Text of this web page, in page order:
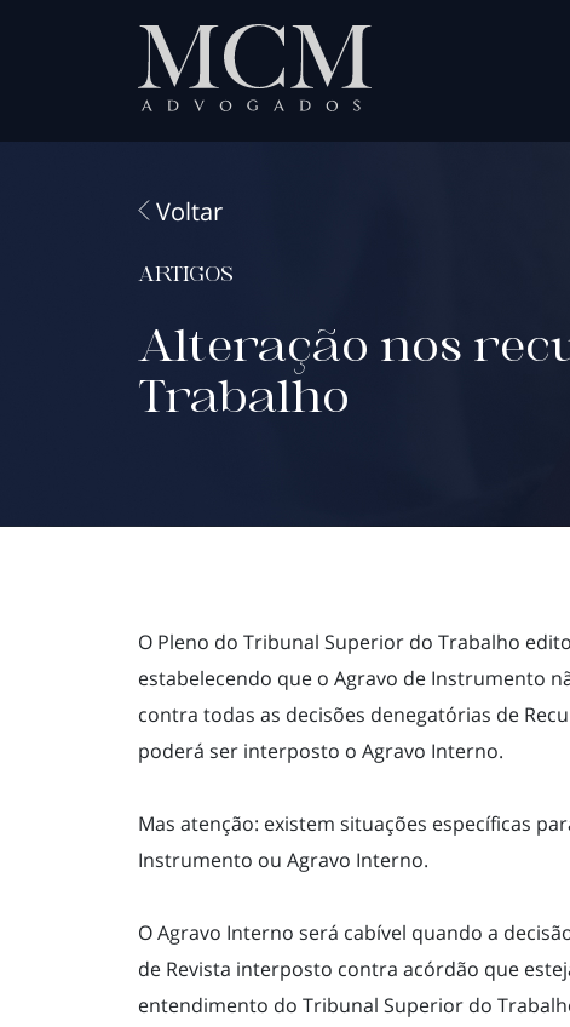
Voltar
ARTIGOS
Alteração nos
Trabalho
O Pleno do Tribunal Superior do Trabalho
estabelecendo que o Agravo de Instrumento
contra todas as decisões denegatórias de
poderá ser interposto o Agravo Interno.
Mas atenção: existem situações específicas
Instrumento ou Agravo Interno.
O Agravo Interno será cabível quando a
de Revista interposto contra acórdão que
entendimento do Tribunal Superior do